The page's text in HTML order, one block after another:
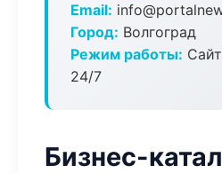
Email:
Город: Волгоград
Режим работы:
24/7
Бизнес-